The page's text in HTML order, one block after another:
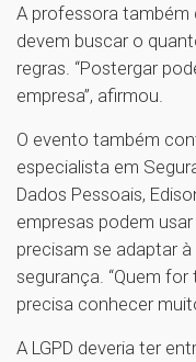
A professora também
devem buscar o
regras. “Postergar
empresa”, afirmou.
O evento também
especialista em
Dados Pessoais,
empresas podem
precisam se adaptar à
segurança. “Quem
precisa conhecer
A LGPD deveria ter